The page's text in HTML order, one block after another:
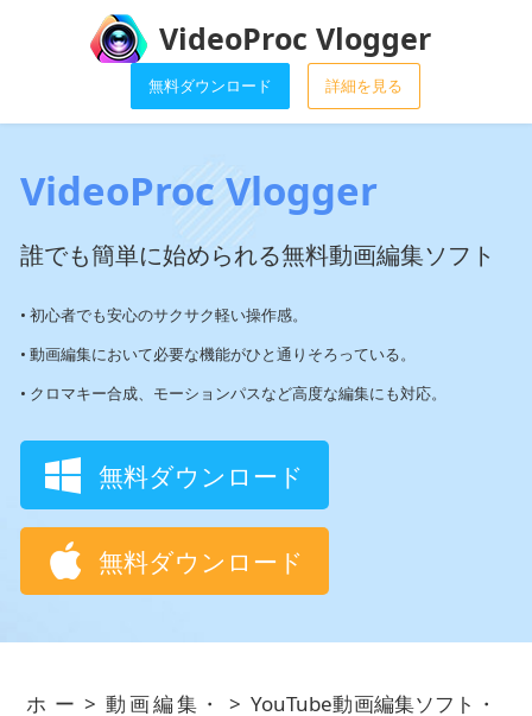
VideoProc Vlogger
無料ダウンロード 詳細を見る
VideoProc Vlogger
誰でも簡単に始められる無料動画編集ソフト
• 初心者でも安心のサクサク軽い操作感。
• 動画編集において必要な機能がひと通りそろっている。
• クロマキー合成、モーションパスなど高度な編集にも対応。
無料ダウンロード
無料ダウンロード
ホー > 動画編集・
> YouTube動画編集ソフト・